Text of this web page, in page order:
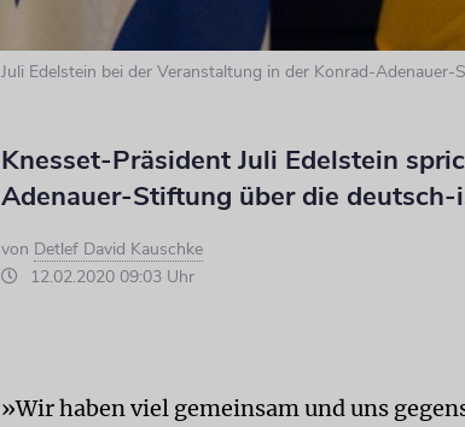
Juli Edelstein bei der Veranstaltung in der Konrad-Adenauer-
Knesset-Präsident Juli Edelstein
Adenauer-Stiftung über die deutsch-
von Detlef David Kauschke
12.02.2020 09:03 Uhr
»Wir haben viel gemeinsam und uns